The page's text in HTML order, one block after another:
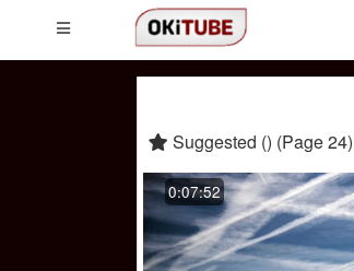
Suggested () (Page 24)
0:07:52